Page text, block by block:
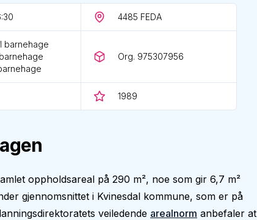
4485 FEDA
barnehage
Org. 975307956
1989
oppholdsareal på 290 m², noe som gir 6,7 m²
gjennomsnittet i Kvinesdal kommune, som er på
veiledende arealnorm anbefaler at